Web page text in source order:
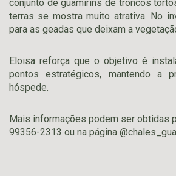
conjunto de guamirins de troncos
terras se mostra muito atrativa. No
para as geadas que deixam a
Eloisa reforça que o objetivo é
pontos estratégicos, mantendo a
hóspede.
Mais informações podem ser obtidas
99356-2313 ou na página